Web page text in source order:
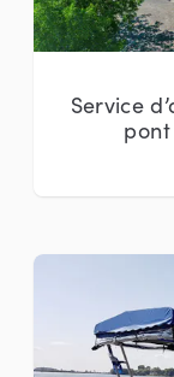
Service